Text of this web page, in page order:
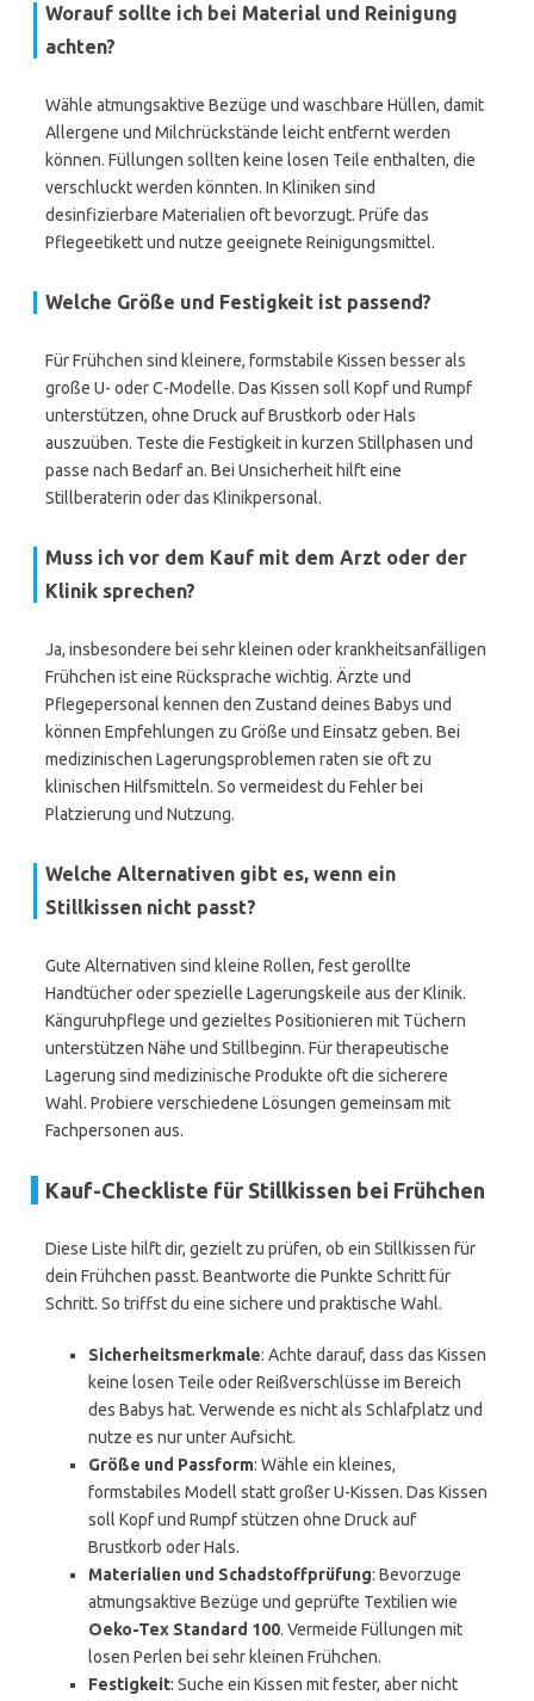
Worauf sollte ich bei Material und Reinigung
achten?
Wähle atmungsaktive Bezüge und waschbare Hüllen, damit
Allergene und Milchrückstände leicht entfernt werden
können. Füllungen sollten keine losen Teile enthalten, die
verschluckt werden könnten. In Kliniken sind
desinfizierbare Materialien oft bevorzugt. Prüfe das
Pflegeetikett und nutze geeignete Reinigungsmittel.
Welche Größe und Festigkeit ist passend?
Für Frühchen sind kleinere, formstabile Kissen besser als
große U- oder C-Modelle. Das Kissen soll Kopf und Rumpf
unterstützen, ohne Druck auf Brustkorb oder Hals
auszuüben. Teste die Festigkeit in kurzen Stillphasen und
passe nach Bedarf an. Bei Unsicherheit hilft eine
Stillberaterin oder das Klinikpersonal.
Muss ich vor dem Kauf mit dem Arzt oder der
Klinik sprechen?
Ja, insbesondere bei sehr kleinen oder krankheitsanfälligen
Frühchen ist eine Rücksprache wichtig. Ärzte und
Pflegepersonal kennen den Zustand deines Babys und
können Empfehlungen zu Größe und Einsatz geben. Bei
medizinischen Lagerungsproblemen raten sie oft zu
klinischen Hilfsmitteln. So vermeidest du Fehler bei
Platzierung und Nutzung.
Welche Alternativen gibt es, wenn ein
Stillkissen nicht passt?
Gute Alternativen sind kleine Rollen, fest gerollte
Handtücher oder spezielle Lagerungskeile aus der Klinik.
Känguruhpflege und gezieltes Positionieren mit Tüchern
unterstützen Nähe und Stillbeginn. Für therapeutische
Lagerung sind medizinische Produkte oft die sicherere
Wahl. Probiere verschiedene Lösungen gemeinsam mit
Fachpersonen aus.
Kauf-Checkliste für Stillkissen bei Frühchen
Diese Liste hilft dir, gezielt zu prüfen, ob ein Stillkissen für
dein Frühchen passt. Beantworte die Punkte Schritt für
Schritt. So triffst du eine sichere und praktische Wahl.
Sicherheitsmerkmale: Achte darauf, dass das Kissen
keine losen Teile oder Reißverschlüsse im Bereich
des Babys hat. Verwende es nicht als Schlafplatz und
nutze es nur unter Aufsicht.
Größe und Passform: Wähle ein kleines,
formstabiles Modell statt großer U-Kissen. Das Kissen
soll Kopf und Rumpf stützen ohne Druck auf
Brustkorb oder Hals.
Materialien und Schadstoffprüfung: Bevorzuge
atmungsaktive Bezüge und geprüfte Textilien wie
Oeko-Tex Standard 100. Vermeide Füllungen mit
losen Perlen bei sehr kleinen Frühchen.
Festigkeit: Suche ein Kissen mit fester, aber nicht